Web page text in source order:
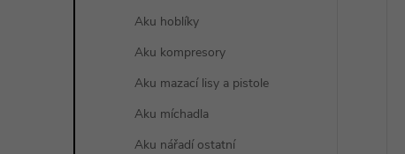
Aku hoblíky
Aku kompresory
Aku mazací lisy a pistole
Aku míchadla
Aku nářadí ostatní